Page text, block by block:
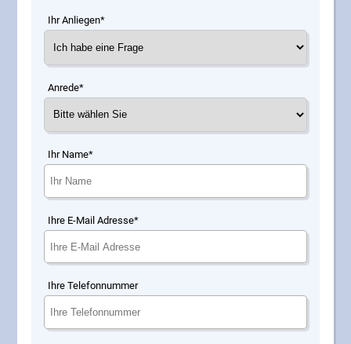
Ihr Anliegen*
Anrede*
Ihr Name*
Ihre E-Mail Adresse*
Ihre Telefonnummer